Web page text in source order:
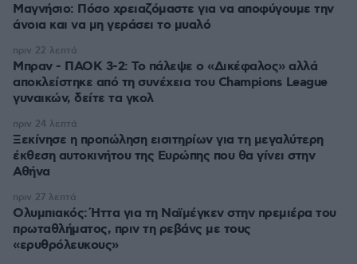
Μαγνήσιο: Πόσο χρειαζόμαστε για να αποφύγουμε την
άνοια και να μη γεράσει το μυαλό
Μπραν - ΠΑΟΚ 3-2: Το πάλεψε ο «Δικέφαλος» αλλά
αποκλείστηκε από τη συνέχεια του Champions League
γυναικών, δείτε τα γκολ
πριν 22 λεπτά
Ξεκίνησε η προπώληση εισιτηρίων για τη μεγαλύτερη
έκθεση αυτοκινήτου της Ευρώπης που θα γίνει στην
Αθήνα
πριν 24 λεπτά
Ολυμπιακός: Ήττα για τη Ναϊμέγκεν στην πρεμιέρα του
πρωταθλήματος, πριν τη ρεβάνς με τους
«ερυθρόλευκους»
πριν 27 λεπτά